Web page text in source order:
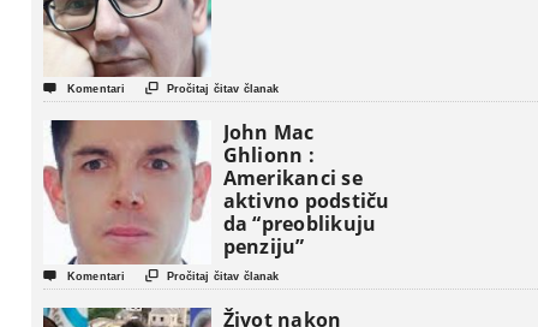
 Komentari  Pročitaj čitav članak
John Mac
Ghlionn :
Amerikanci se
aktivno podstiču
da “preoblikuju
penziju”
 Komentari  Pročitaj čitav članak
Život nakon